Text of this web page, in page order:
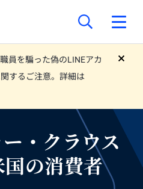
員を騙った偽のLINEアカ
するご注意。詳細は
・クラウス
の消費者